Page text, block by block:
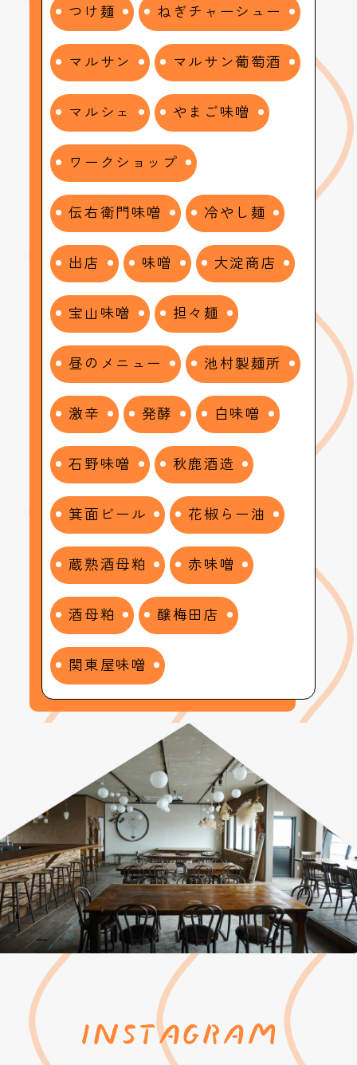
つけ麺 ねぎチャーシュー
マルサン マルサン葡萄酒
マルシェ やまご味噌
ワークショップ
伝右衛門味噌 冷やし麺
出店 味噌 大淀商店
宝山味噌 担々麺
昼のメニュー 池村製麺所
激辛 発酵 白味噌
石野味噌 秋鹿酒造
箕面ビール 花椒らー油
蔵熟酒母粕 赤味噌
酒母粕 醸梅田店
関東屋味噌